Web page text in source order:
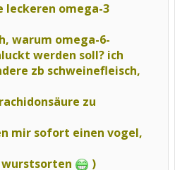
leckeren omega-3
warum omega-6-
werden soll? ich
zb schweinefleisch,
zu
mir sofort einen vogel,
)